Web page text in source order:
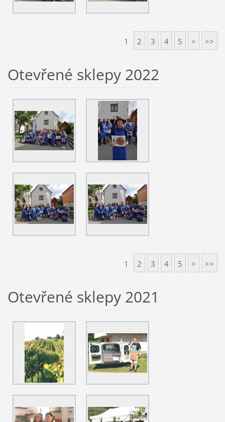
1 2 3 4 5 > >>
Otevřené sklepy 2022
1 2 3 4 5 > >>
Otevřené sklepy 2021